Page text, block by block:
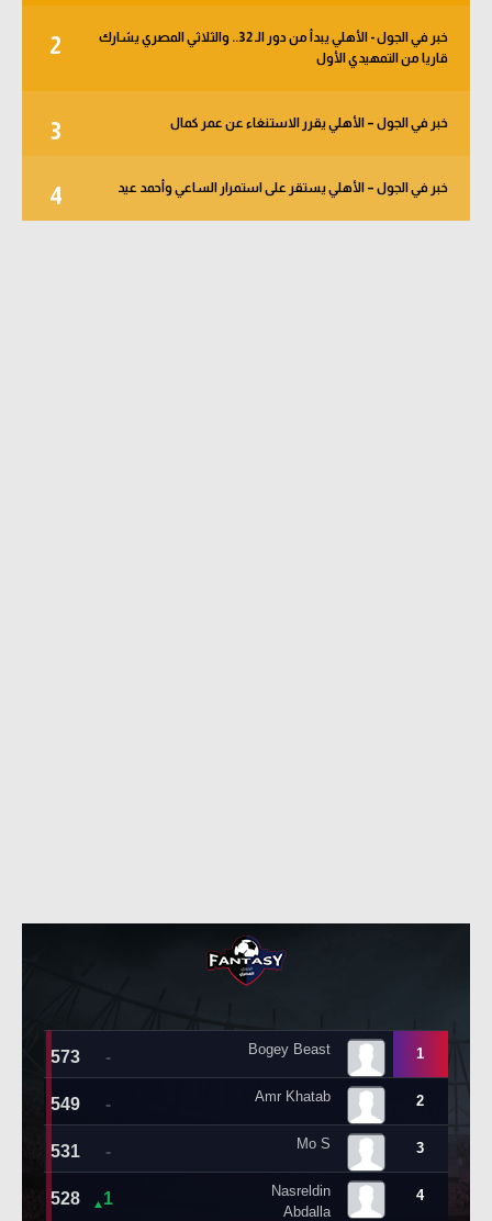
2
خبر في الجول - الأهلي يبدأ من دور الـ 32.. والثلاثي المصري يشارك
قاريا من التمهيدي الأول
3 خبر في الجول – الأهلي يقرر الاستنغاء عن عمر كمال
4 خبر في الجول – الأهلي يستقر على استمرار الساعي وأحمد عيد